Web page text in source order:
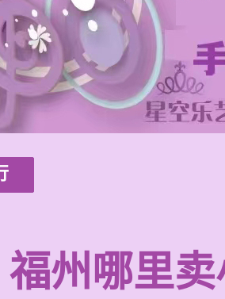
福州哪里